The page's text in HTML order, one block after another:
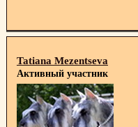
Tatiana Mezentseva
Активный участник